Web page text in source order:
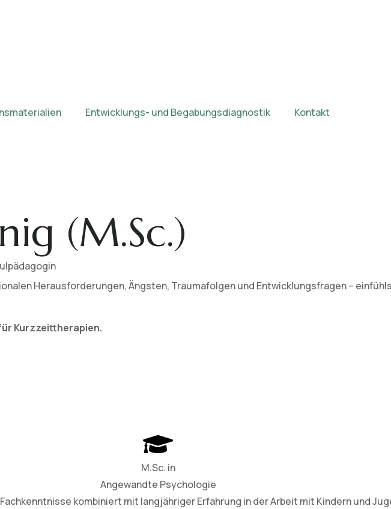
Entwicklungs- und Begabungsdiagnostik Kontakt
(M.Sc.)
Herausforderungen, Ängsten, Traumafolgen und Entwicklungsfragen –
Kurzzeittherapien.
M.Sc. in
Angewandte Psychologie
kombiniert mit langjähriger Erfahrung in der Arbeit mit Kindern und